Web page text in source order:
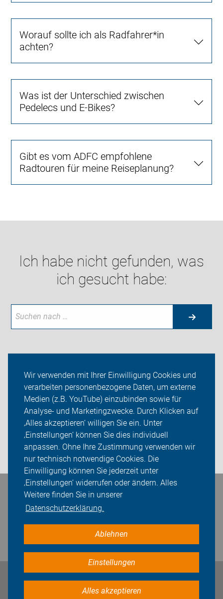
Wir verwenden mit Ihrer Einwilligung Cookies und
verarbeiten personenbezogene Daten, um externe
Medien (z.B. YouTube) einzubinden sowie für
Analyse- und Marketingzwecke. Durch Klicken auf
‚Alles akzeptieren‘ willigen Sie ein. Unter
‚Einstellungen‘ können Sie dies individuell
anpassen. Ohne Ihre Zustimmung verwenden wir
nur technisch notwendige Cookies. Die
Einwilligung können Sie jederzeit unter
‚Einstellungen‘ widerrufen oder ändern. Alles
Weitere finden Sie in unserer
Datenschutzerklärung.
Ablehnen
Einstellungen
Alles akzeptieren
Worauf sollte ich als Radfahrer*in
achten?
Was ist der Unterschied zwischen
Pedelecs und E-Bikes?
Gibt es vom ADFC empfohlene
Radtouren für meine Reiseplanung?
Ich habe nicht gefunden, was
ich gesucht habe:
Themen
ADFC Alzey
Sei dabei
Login
Bleiben Sie in Kontakt